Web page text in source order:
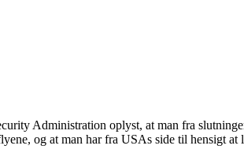
Administration oplyst, at man fra
og at man har fra USAs side til hensigt